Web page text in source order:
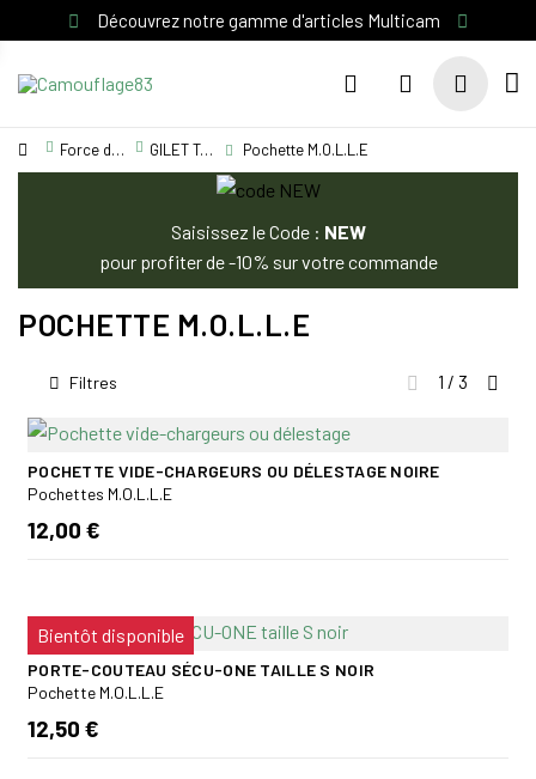
Découvrez notre gamme d'articles Multicam
Force de l'ordre GILET TACTIQUE / EQUIPEMENT / TASER Pochette M.O.L.L.E
Saisissez le Code : NEW
pour profiter de -10% sur votre commande
POCHETTE M.O.L.L.E
Filtres 1 / 3
POCHETTE VIDE-CHARGEURS OU DÉLESTAGE NOIRE
Pochettes M.O.L.L.E
12,00 €
Bientôt disponible
PORTE-COUTEAU SÉCU-ONE TAILLE S NOIR
Pochette M.O.L.L.E
12,50 €